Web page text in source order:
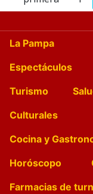
La Pampa
Espectáculos
Turismo
Culturales
Cocina y
Horóscopo
Farmacias de